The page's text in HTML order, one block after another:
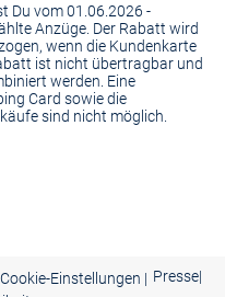
Du vom 01.06.2026 -
Anzüge. Der Rabatt wird
wenn die Kundenkarte
ist nicht übertragbar und
werden. Eine
Card sowie die
sind nicht möglich.
Cookie-Einstellungen | Presse|